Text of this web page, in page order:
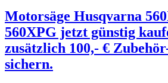
Motorsäge Husqvarna
560XPG jetzt günstig
zusätzlich 100,- €
sichern.